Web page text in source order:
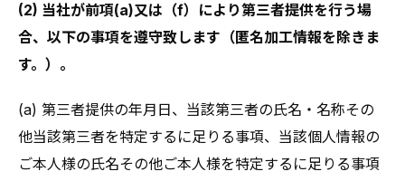
(2) 当社が前項(a)又は（f）により第三者提供を行う場
合、以下の事項を遵守致します（匿名加工情報を除きま
す。）。
(a) 第三者提供の年月日、当該第三者の氏名・名称その
他当該第三者を特定するに足りる事項、当該個人情報の
ご本人様の氏名その他ご本人様を特定するに足りる事項